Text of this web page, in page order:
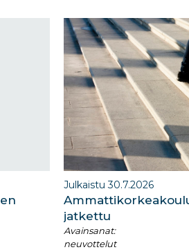
Julkaistu 30.7.2026
jatkettu
Avainsanat:
neuvottelut